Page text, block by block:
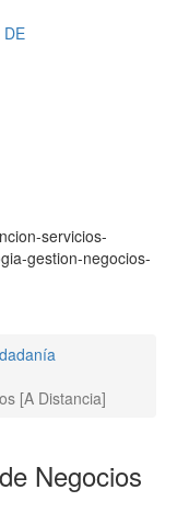
servicios-
gestion-negocios-
[A Distancia]
Negocios